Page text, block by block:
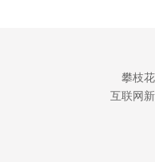
攀枝
互联网